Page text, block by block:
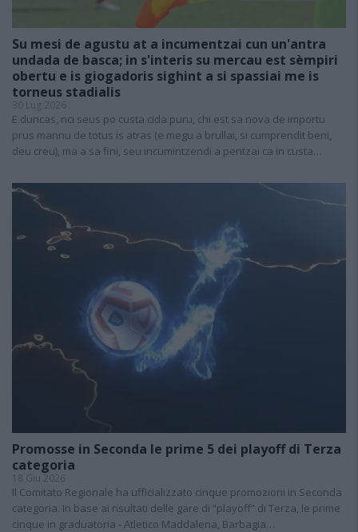
Su mesi de agustu at a incumentzai cun un'antra
undada de basca; in s'interis su mercau est sèmpiri
obertu e is giogadoris sighint a si spassiai me is
torneus stadialis
30 Lug 2026
E duncas, nci seus po custa cida puru, chi est sa nova de importu
prus mannu de totus is atras (e megu a brullai, si cumprendit beni,
deu creu), ma a sa fini, seu incumintzendi a pentzai ca in custa…
Promosse in Seconda le prime 5 dei playoff di Terza
categoria
18 Giu 2026
Il Comitato Regionale ha ufficializzato cinque promozioni in Seconda
categoria. In base ai risultati delle gare di “playoff” di Terza, le prime
cinque in graduatoria - Atletico Maddalena, Barbagia…